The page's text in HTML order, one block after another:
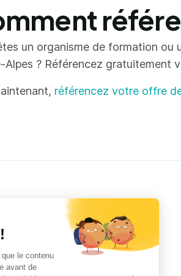
un organisme de formation ou
Alpes ? Référencez gratuitement
référencez votre offre
Je suis
Au collège